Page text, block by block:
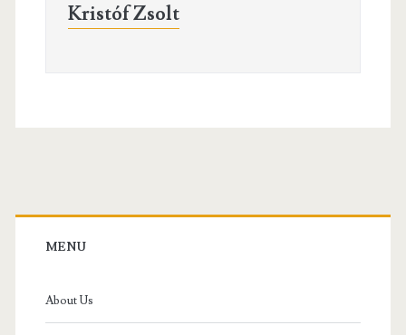
Kristóf Zsolt
Primary
Sidebar
MENU
About Us